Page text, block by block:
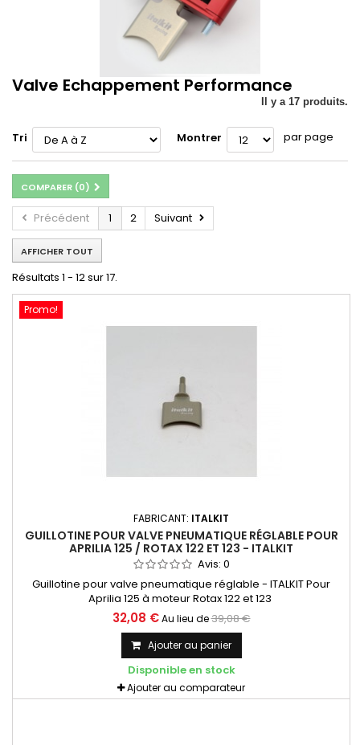
Valve Echappement Performance
Il y a 17 produits.
Tri Montrer par page
COMPARER (0)
Précédent 1 2 Suivant
AFFICHER TOUT
Résultats 1 - 12 sur 17.
Promo!
FABRICANT: ITALKIT
GUILLOTINE POUR VALVE PNEUMATIQUE RÉGLABLE POUR
APRILIA 125 / ROTAX 122 ET 123 - ITALKIT
Avis: 0
Guillotine pour valve pneumatique réglable - ITALKIT Pour
Aprilia 125 à moteur Rotax 122 et 123
32,08 € Au lieu de39,08 €
Ajouter au panier
Disponible en stock
Ajouter au comparateur